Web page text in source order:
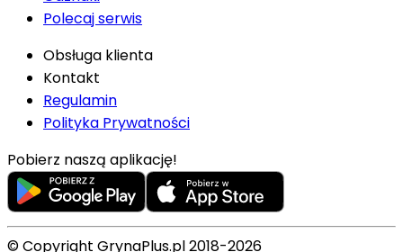
Polecaj serwis
Obsługa klienta
Kontakt
Regulamin
Polityka Prywatności
Pobierz naszą aplikację!
© Copyright GrynaPlus.pl 2018-2026